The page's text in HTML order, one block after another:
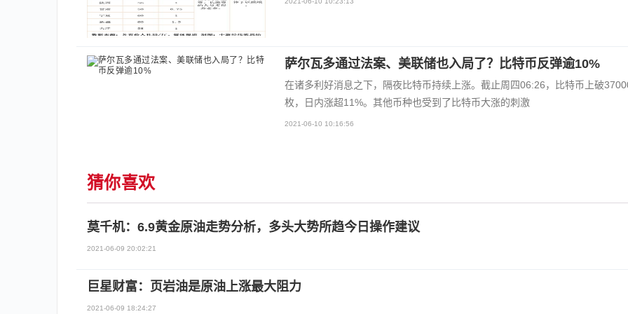
萨尔瓦多通过法案、美联储也入局了？比特币反弹逾10%
在诸多利好消息之下，隔夜比特币持续上涨。截止周四06:26，比特币上破
枚，日内涨超11%。其他币种也受到了比特币大涨的刺激
2021-06-10 10:16:56
猜你喜欢
莫千机：6.9黄金原油走势分析，多头大势所趋今日操作建议
2021-06-09 20:02:21
巨星财富：页岩油是原油上涨最大阻力
2021-06-09 18:24:27